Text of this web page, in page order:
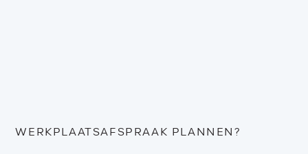
WERKPLAATSAFSPRAAK PLANNEN?